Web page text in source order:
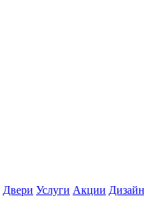
Двери Услуги Акции